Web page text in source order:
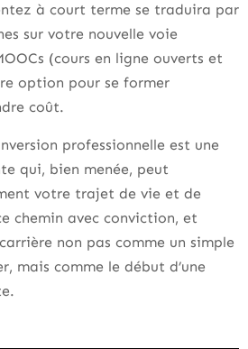
à court terme se traduira par
sur votre nouvelle voie
(cours en ligne ouverts et
option pour se former
coût.
professionnelle est une
qui, bien menée, peut
votre trajet de vie et de
chemin avec conviction, et
non pas comme un simple
mais comme le début d’une